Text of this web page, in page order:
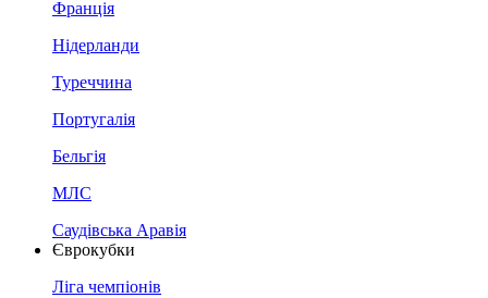
Франція
Нідерланди
Туреччина
Португалія
Бельгія
МЛС
Саудівська Аравія
Єврокубки
Ліга чемпіонів